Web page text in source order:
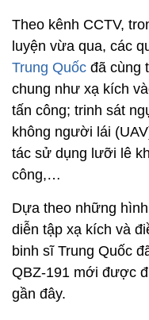
Theo kênh CCTV,
luyện vừa qua, các
Trung Quốc đã cùng
chung như xạ kích
tấn công; trinh sát
không người lái
tác sử dụng lưỡi lê
công,…
Dựa theo những
diễn tập xạ kích và
binh sĩ Trung Quốc
QBZ-191 mới được
gần đây.